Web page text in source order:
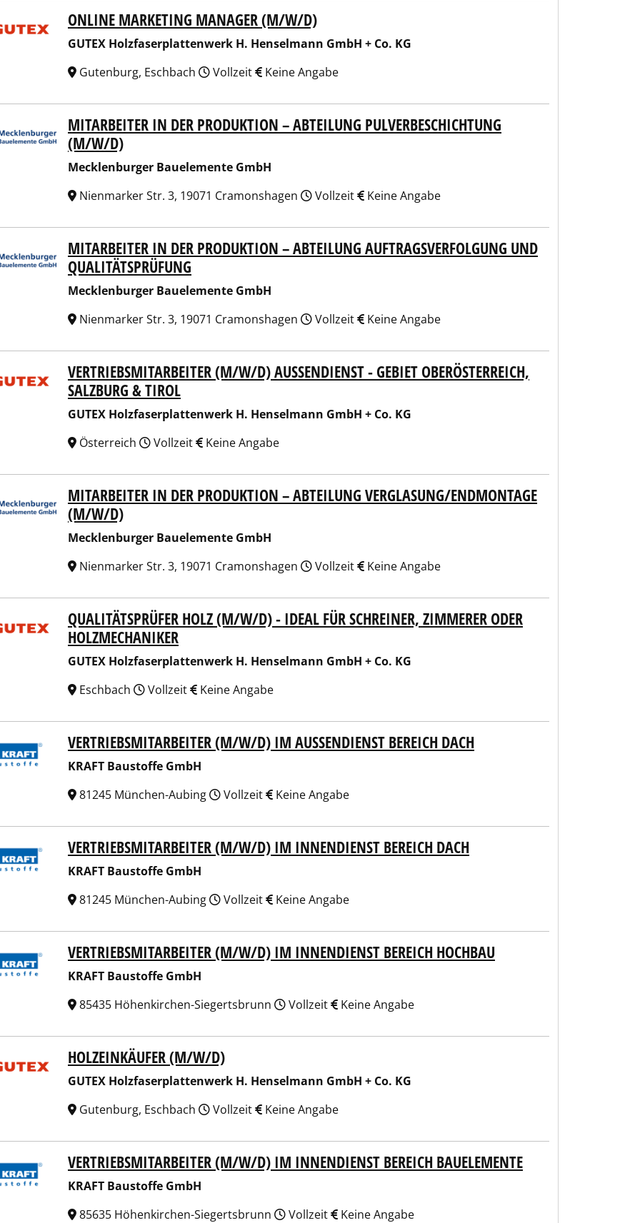
Holzfaserplattenwerk H. Henselmann GmbH + Co. KG
ONLINE MARKETING MANAGER (M/W/D)
GUTEX Holzfaserplattenwerk H. Henselmann GmbH + Co. KG
Gutenburg, Eschbach
Vollzeit Keine Angabe
Bauelemente GmbH
MITARBEITER IN DER PRODUKTION – ABTEILUNG PULVERBESCHICHTUNG
(M/W/D)
Mecklenburger Bauelemente GmbH
Nienmarker Str. 3, 19071 Cramonshagen
Vollzeit Keine Angabe
Bauelemente GmbH
MITARBEITER IN DER PRODUKTION – ABTEILUNG AUFTRAGSVERFOLGUNG UND
QUALITÄTSPRÜFUNG
Mecklenburger Bauelemente GmbH
Nienmarker Str. 3, 19071 Cramonshagen
Vollzeit Keine Angabe
Holzfaserplattenwerk H. Henselmann GmbH + Co. KG
VERTRIEBSMITARBEITER (M/W/D) AUSSENDIENST - GEBIET OBERÖSTERREICH, S
ALZBURG & TIROL
GUTEX Holzfaserplattenwerk H. Henselmann GmbH + Co. KG
Österreich
Vollzeit Keine Angabe
Bauelemente GmbH
MITARBEITER IN DER PRODUKTION – ABTEILUNG VERGLASUNG/ENDMONTAGE
(M/W/D)
Mecklenburger Bauelemente GmbH
Nienmarker Str. 3, 19071 Cramonshagen
Vollzeit Keine Angabe
Holzfaserplattenwerk H. Henselmann GmbH + Co. KG
QUALITÄTSPRÜFER HOLZ (M/W/D) - IDEAL FÜR SCHREINER, ZIMMERER ODER
HOLZMECHANIKER
GUTEX Holzfaserplattenwerk H. Henselmann GmbH + Co. KG
Eschbach
Vollzeit Keine Angabe
Baustoffe GmbHVERTRIEBSMITARBEITER (M/W/D) IM AUSSENDIENST BEREICH DACH
KRAFT Baustoffe GmbH
81245 München-Aubing
Vollzeit Keine Angabe
Baustoffe GmbHVERTRIEBSMITARBEITER (M/W/D) IM INNENDIENST BEREICH DACH
KRAFT Baustoffe GmbH
81245 München-Aubing
Vollzeit Keine Angabe
Baustoffe GmbHVERTRIEBSMITARBEITER (M/W/D) IM INNENDIENST BEREICH HOCHBAU
KRAFT Baustoffe GmbH
85435 Höhenkirchen-Siegertsbrunn
Vollzeit Keine Angabe
Holzfaserplattenwerk H. Henselmann GmbH + Co. KG
HOLZEINKÄUFER (M/W/D)
GUTEX Holzfaserplattenwerk H. Henselmann GmbH + Co. KG
Gutenburg, Eschbach
Vollzeit Keine Angabe
Baustoffe GmbHVERTRIEBSMITARBEITER (M/W/D) IM INNENDIENST BEREICH BAUELEMENTE
KRAFT Baustoffe GmbH
85635 Höhenkirchen-Siegertsbrunn
Vollzeit Keine Angabe